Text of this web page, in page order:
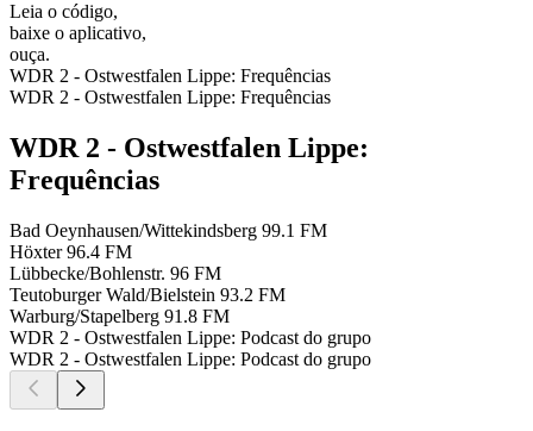
Leia o código,
baixe o aplicativo,
ouça.
WDR 2 - Ostwestfalen Lippe: Frequências
WDR 2 - Ostwestfalen Lippe: Frequências
WDR 2 - Ostwestfalen Lippe:
Frequências
Bad Oeynhausen/Wittekindsberg 99.1 FM
Höxter 96.4 FM
Lübbecke/Bohlenstr. 96 FM
Teutoburger Wald/Bielstein 93.2 FM
Warburg/Stapelberg 91.8 FM
WDR 2 - Ostwestfalen Lippe: Podcast do grupo
WDR 2 - Ostwestfalen Lippe: Podcast do grupo